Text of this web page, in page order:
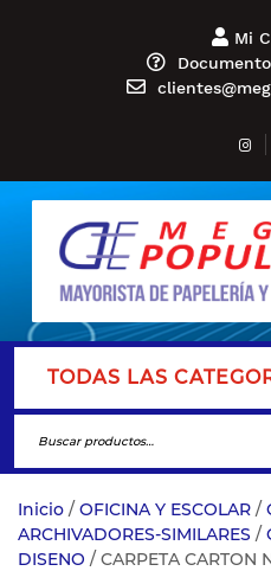
Mi
TODAS LAS
Inicio / OFICINA Y ESCOLAR /
ARCHIVADORES-SIMILARES /
DISENO / CARPETA CARTON